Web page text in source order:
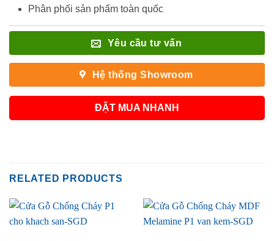
Phân phối sản phẩm toàn quốc
Yêu cầu tư vấn
Hệ thống Showroom
ĐẶT MUA NHANH
RELATED PRODUCTS